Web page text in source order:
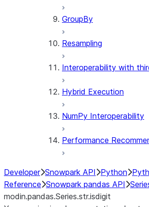
GroupBy
Resampling
Interoperability with
Hybrid Execution
NumPy Interoperability
Performance
Developer Snowpark API Python
Reference Snowpark pandas API
modin.pandas.Series.str.isdigit